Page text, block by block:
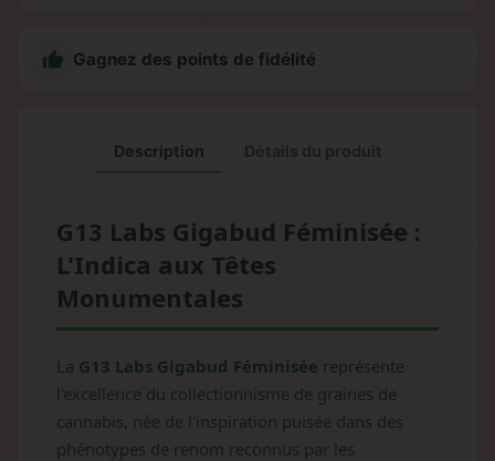
 Gagnez des points de fidélité
Description
G13 Labs Gigabud Féminisée :
L'Indica aux Têtes
Monumentales
La G13 Labs Gigabud Féminisée représente
l'excellence du collectionnisme de graines de
cannabis, née de l'inspiration puisée dans des
phénotypes de renom reconnus par les